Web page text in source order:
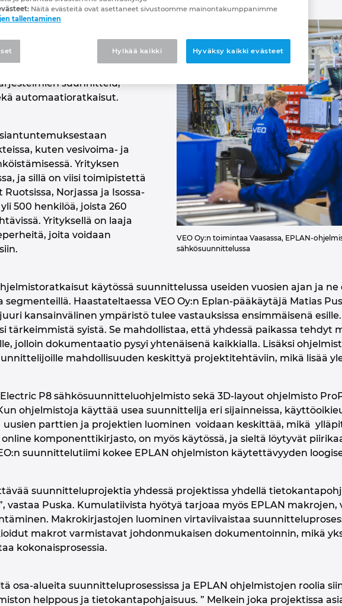
VEO Oy:n toimintaa Vaasassa, EPLAN-
sähkösuunnittelussa
ja automaatioon
kokonaisratkaisuja
tarpeisiin. Yrityksen
suunnittelu,
automaatioratkaisut.
kuten vesivoima- ja
Yrityksen
ja sillä on viisi toimipistettä
Norjassa ja Isossa-
500 henkilöä, joista 260
Yrityksellä on laaja
joita voidaan
käytössä suunnittelussa useiden vuosien ajan ja ne
Haastateltaessa VEO Oy:n Eplan-pääkäytäjä Matias
kansainvälinen ympäristö tulee vastauksissa ensimmäisenä esille.
tärkeimmistä syistä. Se mahdollistaa, että yhdessä paikassa tehdyt
jolloin dokumentaatio pysyi yhtenäisenä kaikkialla. Lisäksi
mahdollisuuden keskittyä projektitehtäviin, mikä lisää
Electric P8 sähkösuunnitteluohjelmisto sekä 3D-layout ohjelmisto
ohjelmistoja käyttää usea suunnittelija eri sijainneissa,
parttien ja projektien luominen voidaan keskittää, mikä
komponenttikirjasto, on myös käytössä, ja sieltä löytyvät
suunnittelutiimi kokee EPLAN ohjelmiston käytettävyyden
suunnitteluprojektia yhdessä projektissa yhdellä
vastaa Puska. Kumulatiivista hyötyä tarjoaa myös EPLAN makrojen,
Makrokirjastojen luominen virtaviivaistaa
makrot varmistavat johdonmukaisen dokumentoinnin, mikä
kokonaisprosessia.
osa-alueita suunnitteluprosessissa ja EPLAN ohjelmistojen roolia
helppous ja tietokantapohjaisuus. ” Melkein joka projektissa
Näitä evästeitä ovat asettaneet sivustoomme mainontakumppanimme
tallentaminen
Hylkää kaikki Hyväksy kaikki evästeet